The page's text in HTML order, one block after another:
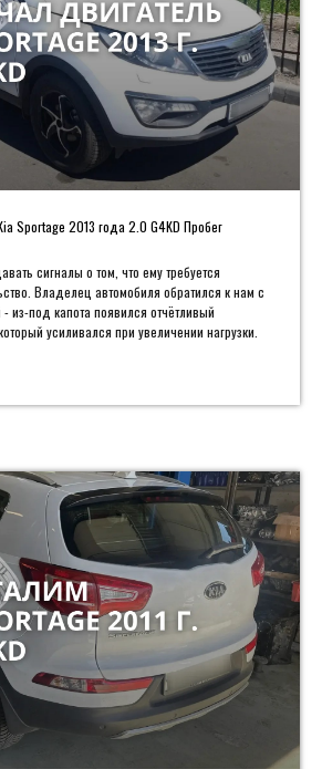
Sportage 2013 года 2.0 G4KD Пробег
сигналы о том, что ему требуется
Владелец автомобиля обратился к нам с
из-под капота появился отчётливый
усиливался при увеличении нагрузки.